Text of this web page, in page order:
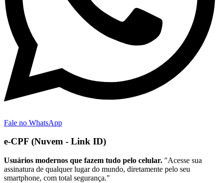
Fale no WhatsApp
e-CPF (Nuvem - Link ID)
Usuários modernos que fazem tudo pelo celular. "Acesse sua
assinatura de qualquer lugar do mundo, diretamente pelo seu
smartphone, com total segurança."